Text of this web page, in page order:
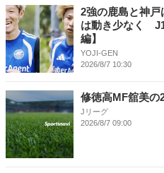
2強の鹿島と神
は動き少なく
編】
YOJI-GEN
2026/8/7 10:30
修徳高MF舘美の
Jリーグ
2026/8/7 09:00